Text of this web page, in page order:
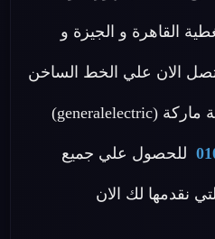
القاهرة و الجيزة و
الان علي الخط الساخن
و رقم خدمة العملاء لصيانة ماركة (generalelectric)
للحصول علي جميع
نقدمها لك الان